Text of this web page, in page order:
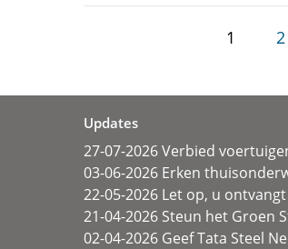
1 2
Updates
27-07-2026 Verbied
03-06-2026 Erken
22-05-2026 Let op, u
21-04-2026 Steun het Groen
02-04-2026 Geef Tata Steel